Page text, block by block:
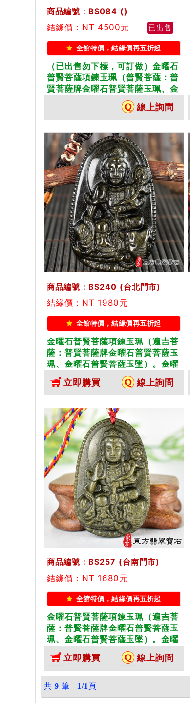
商品編號：BS084 ()
結緣價：NT 4500元
已出售
全館特價，結緣價再五折起
（已出售勿下標，可訂做）金曜石
普賢菩薩項鍊玉珮（普賢菩薩：普
賢菩薩牌金曜石普賢菩薩玉珮、金
曜石普賢菩薩玉墜）。金曜石普賢
菩薩，BS084。客製化訂做各種金
曜石普賢菩薩吊墜玉珮項鍊。★附
東方翡翠寶石保證卡
線上詢問
商品編號：BS240 (台北門市)
結緣價：NT 1980元
全館特價，結緣價再五折起
金曜石普賢菩薩項鍊玉珮（遍吉菩
薩：普賢菩薩牌金曜石普賢菩薩玉
珮、金曜石普賢菩薩玉墜）。金曜
石普賢菩薩，BS240。客製化訂做
各種金曜石普賢菩薩吊墜玉珮項
鍊。★附東方翡翠寶石保證卡
立即購買 線上詢問
商品編號：BS257 (台南門市)
結緣價：NT 1680元
全館特價，結緣價再五折起
金曜石普賢菩薩項鍊玉珮（遍吉菩
薩：普賢菩薩牌金曜石普賢菩薩玉
珮、金曜石普賢菩薩玉墜）。金曜
石普賢菩薩，BS257。客製化訂做
各種金曜石普賢菩薩吊墜玉珮項
鍊。★附東方翡翠寶石保證卡
立即購買 線上詢問
共 9 筆 1/1 頁